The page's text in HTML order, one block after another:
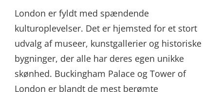
London er fyldt med spændende
kulturoplevelser. Det er hjemsted for et stort
udvalg af museer, kunstgallerier og historiske
bygninger, der alle har deres egen unikke
skønhed. Buckingham Palace og Tower of
London er blandt de mest berømte